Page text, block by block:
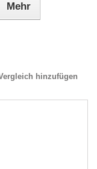
Mehr
hinzufügen